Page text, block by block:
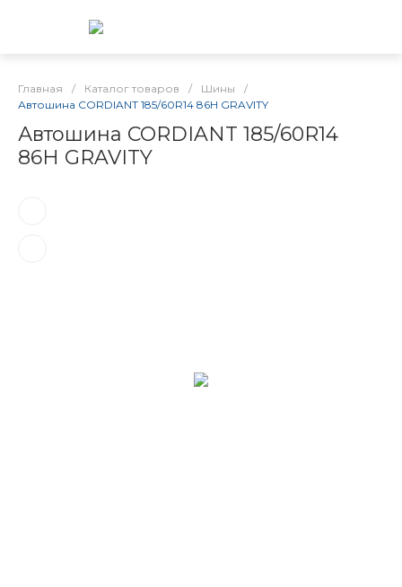
Главная / Каталог товаров / Шины
/
Автошина CORDIANT 185/60R14 86H GRAVITY
Автошина CORDIANT 185/60R14
86H GRAVITY